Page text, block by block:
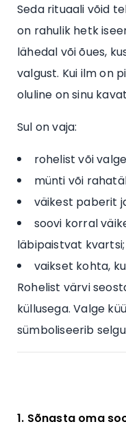
Seda rituaali võid
on rahulik hetk
lähedal või õues,
valgust. Kui ilm on
oluline on sinu
Sul on vaja:
rohelist või
münti või
väikest paberit
soovi korral
läbipaistvat kvartsi;
vaikset kohta,
Rohelist värvi
küllusega. Valge
sümboliseerib
1. Sõnasta oma